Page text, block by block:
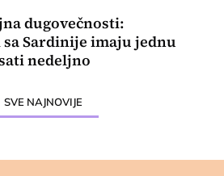
dugovečnosti:
Sardinije imaju jednu
nedeljno
SVE NAJNOVIJE